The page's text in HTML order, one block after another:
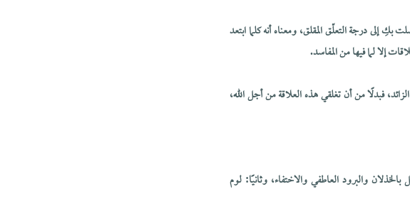
درجة التعلّق المقلق، ومعناه أنه كلما ابتعد
إلا لما فيها من المفاسد.
فبدلًا من أن تغلقي هذه العلاقة من أجل الله،
والبرود العاطفي والاختفاء، وثانيًا: لوم